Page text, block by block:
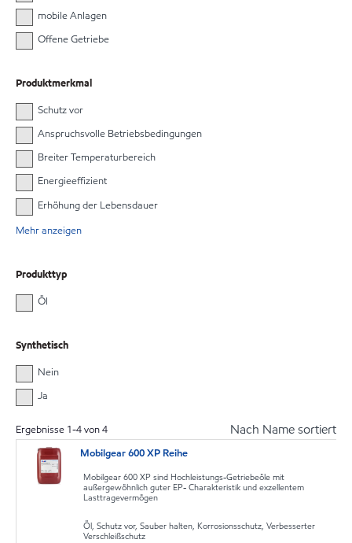
mobile Anlagen
Offene Getriebe
Produktmerkmal
Schutz vor
Anspruchsvolle Betriebsbedingungen
Breiter Temperaturbereich
Energieeffizient
Erhöhung der Lebensdauer
Mehr anzeigen
Produkttyp
Öl
Synthetisch
Nein
Ja
Ergebnisse 1-4von4 Nach Name sortiert
Mobilgear 600 XP Reihe
Mobilgear 600 XP sind Hochleistungs-Getriebeöle mit
außergewöhnlich guter EP- Charakteristik und exzellentem
Lasttragevermögen
Öl, Schutz vor, Sauber halten, Korrosionsschutz, Verbesserter
Verschleißschutz